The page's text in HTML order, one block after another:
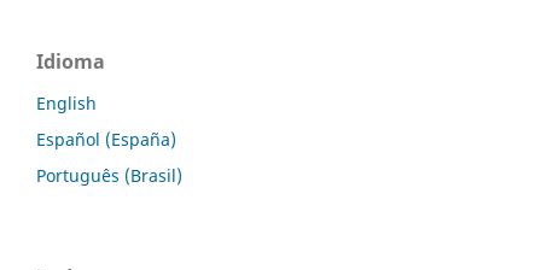
Idioma
English
Español (España)
Português (Brasil)